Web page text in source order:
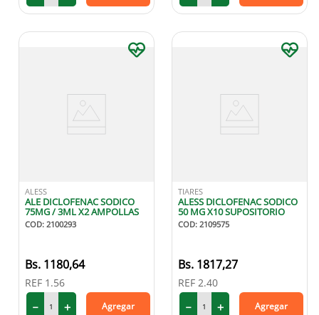
ALESS
ALE DICLOFENAC SODICO
75MG / 3ML X2 AMPOLLAS
COD: 2100293
1180,64
REF 1.56
＋
－ Agregar
TIARES
ALESS DICLOFENAC SODICO
50 MG X10 SUPOSITORIO
COD: 2109575
1817,27
REF 2.40
＋
－ Agregar